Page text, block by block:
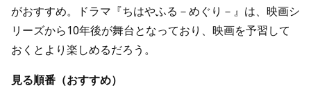
がおすすめ。ドラマ『ちはやふる－めぐり－』は、映画シ
リーズから10年後が舞台となっており、映画を予習して
おくとより楽しめるだろう。
見る順番（おすすめ）